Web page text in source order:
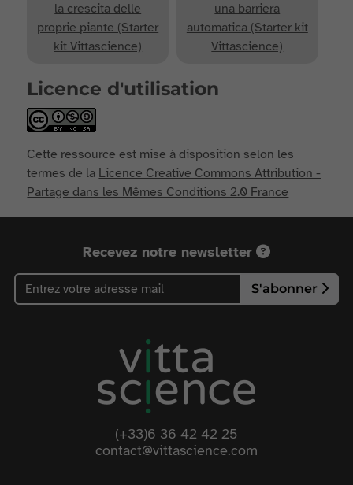
la crescita delle
proprie piante (Starter
kit Vittascience)
una barriera
automatica (Starter kit
Vittascience)
Licence d'utilisation
Cette ressource est mise à disposition selon les
termes de la Licence Creative Commons Attribution -
Partage dans les Mêmes Conditions 2.0 France
Recevez notre newsletter
S'abonner
(+33)6 36 42 42 25
contact@vittascience.com